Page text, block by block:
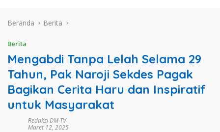
Beranda Berita
Berita
Mengabdi Tanpa Lelah Selama 29
Tahun, Pak Naroji Sekdes Pagak
Bagikan Cerita Haru dan Inspiratif
untuk Masyarakat
Redaksi DM TV
Maret 12, 2025